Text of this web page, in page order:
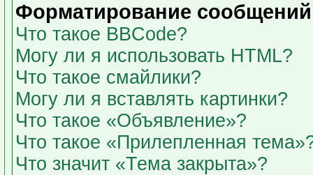
Форматирование
Что такое BBCode?
Могу ли я использовать HTML?
Что такое смайлики?
Могу ли я вставлять картинки?
Что такое «Объявление»?
Что такое «Прилепленная
Что значит «Тема закрыта»?